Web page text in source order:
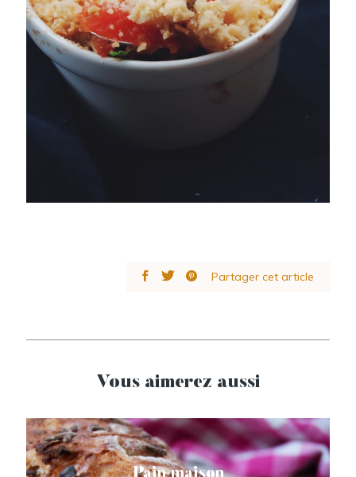
Partager cet article
Vous aimerez aussi